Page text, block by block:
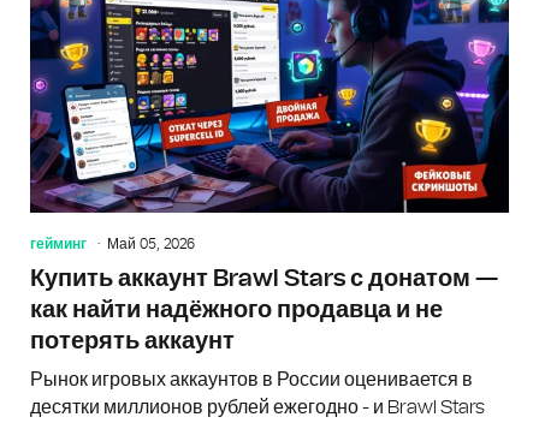
гейминг Май 05, 2026
Купить аккаунт Brawl Stars с донатом —
как найти надёжного продавца и не
потерять аккаунт
Рынок игровых аккаунтов в России оценивается в
десятки миллионов рублей ежегодно - и Brawl Stars